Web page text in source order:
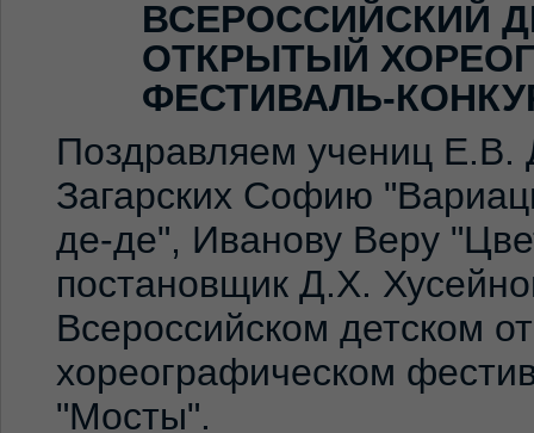
ВСЕРОССИЙСКИЙ
ОТКРЫТЫЙ
ФЕСТИВАЛЬ-
Поздравляем учениц Е.В.
Загарских Софию
де-де", Иванову Веру
постановщик Д.Х.
Всероссийском детском
хореографическом
"Мосты".